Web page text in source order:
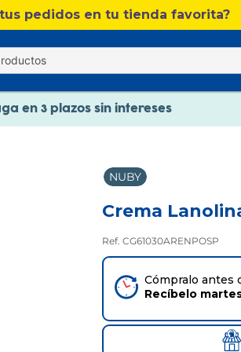
pedidos en tu tienda favorita?
catálogo Verano
de 60€(excepto Baleares)
en 3 plazos sin intereses
en 3 plazos sin intereses
NUBY
Crema
Ref. CG61030ARENPOSP
Cómpralo antes
Recíbelo